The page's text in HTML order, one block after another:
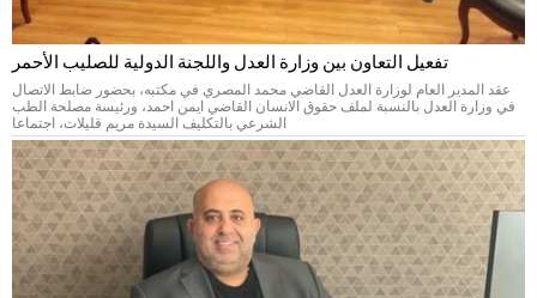
تفعيل التعاون بين وزارة العدل واللجنة الدولية للصليب الأحمر
عقد المدير العام لوزارة العدل القاضي محمد المصري في مكتبه، بحضور ضابط الاتصال
في وزارة العدل بالنسبة لملف حقوق الانسان القاضي ايمن احمد، ورئيسة مصلحة الطب
الشرعي بالتكليف السيدة مريم قليلات، اجتماعا